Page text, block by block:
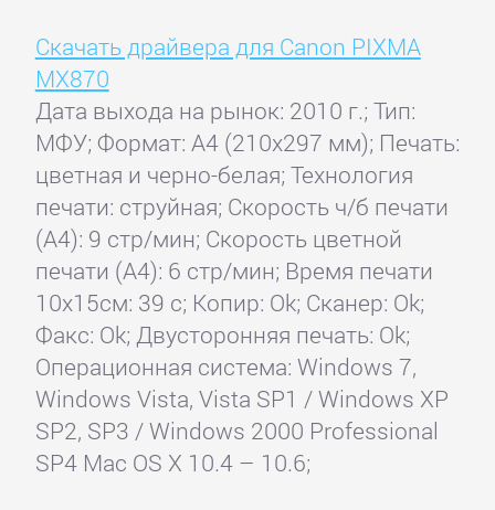
Скачать драйвера для Canon PIXMA
MX870
Дата выхода на рынок: 2010 г.; Тип:
МФУ; Формат: A4 (210x297 мм); Печать:
цветная и черно-белая; Технология
печати: струйная; Скорость ч/б печати
(А4): 9 стр/мин; Скорость цветной
печати (А4): 6 стр/мин; Время печати
10x15см: 39 с; Копир: Ok; Сканер: Ok;
Факс: Ok; Двусторонняя печать: Ok;
Операционная система: Windows 7,
Windows Vista, Vista SP1 / Windows XP
SP2, SP3 / Windows 2000 Professional
SP4 Mac OS X 10.4 – 10.6;